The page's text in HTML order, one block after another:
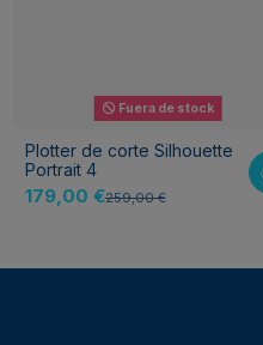
Fuera de stock
Plotter de corte Silhouette
Portrait 4
179,00 €259,00 €